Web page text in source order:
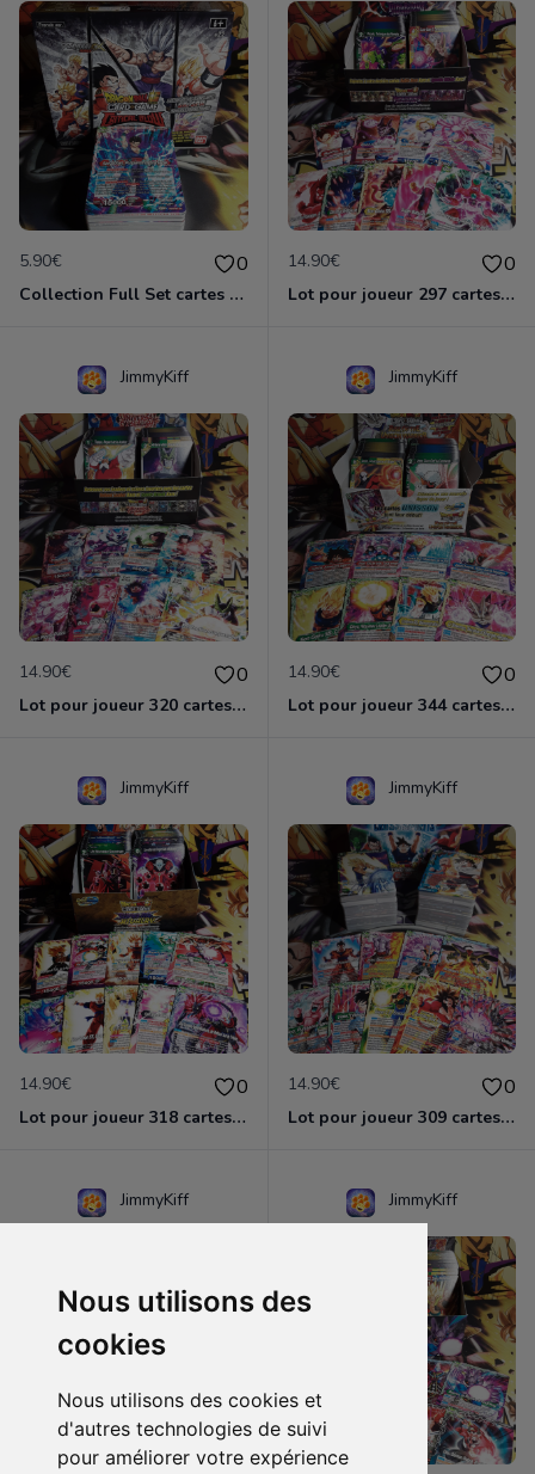
Nous utilisons des
cookies
Nous utilisons des cookies et
d'autres technologies de suivi
pour améliorer votre expérience
5.90€ 0
Collection Full Set cartes C/UC 90/90 BT22 Critical Blow / Dragon Ball Super Card Game
14.90€ 0
Lot pour joueur 297 cartes C-UC BT8 Malicious Machinations / Dragon Ball Super Card Game
JimmyKiff
14.90€ 0
Lot pour joueur 320 cartes C-UC BT9 Universal Onslaught / Dragon Ball Super Card Game
JimmyKiff
14.90€ 0
Lot pour joueur 344 cartes C-UC BT10 Rise of Unison Warrior / Dragon Ball Super Card Game
JimmyKiff
14.90€ 0
Lot pour joueur 318 cartes C-UC BT13 Supreme Rivalry / Dragon Ball Super Card Game
JimmyKiff
14.90€ 0
Lot pour joueur 309 cartes C-UC BT14 Cross Spirit / Dragon Ball Super Card Game
JimmyKiff JimmyKiff